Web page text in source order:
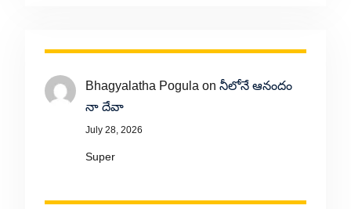
Bhagyalatha Pogula on నీలోనే ఆనందం
నా దేవా
July 28, 2026
Super